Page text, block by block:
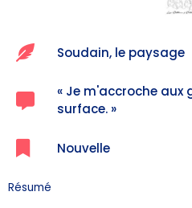
Soudain, le paysage
« Je m'accroche aux
surface. »
Nouvelle
Résumé